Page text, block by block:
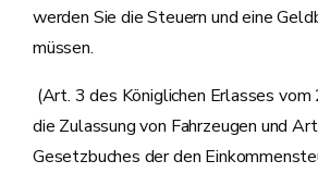
werden Sie die Steuern und eine
müssen.
(Art. 3 des Königlichen Erlasses
die Zulassung von Fahrzeugen und
Gesetzbuches der den